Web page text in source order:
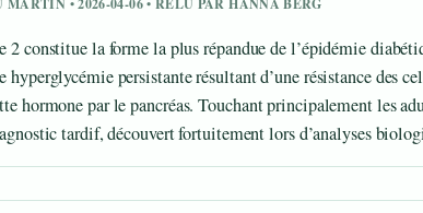
• 2026-04-06 • RELU PAR HANNA BERG
2 constitue la forme la plus répandue de l’épidémie
hyperglycémie persistante résultant d’une résistance des
hormone par le pancréas. Touchant principalement les
tardif, découvert fortuitement lors d’analyses